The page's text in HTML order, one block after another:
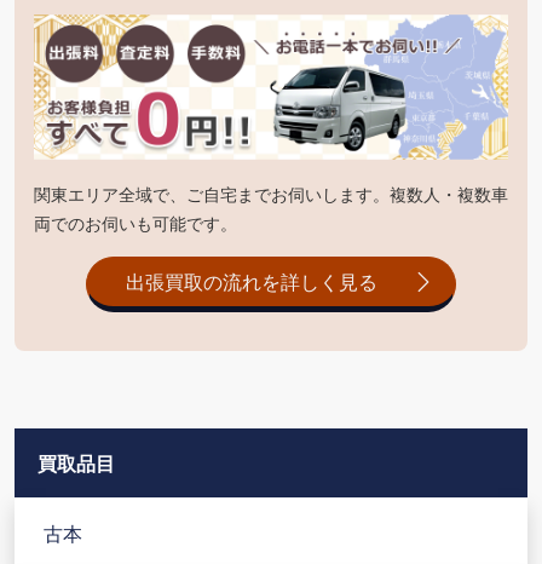
関東エリア全域で、ご自宅までお伺いします。複数人・複数車
両でのお伺いも可能です。
出張買取の流れを詳しく見る
買取品目
古本